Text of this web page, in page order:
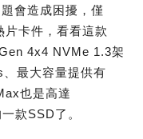
會造成困擾，僅
卡件，看看這款
4x4 NVMe 1.3架
最大容量提供有
也是高達
款SSD了。